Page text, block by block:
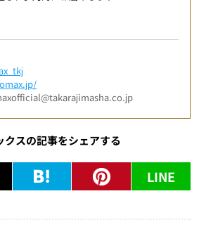
クスの記事をシェアする
LINE